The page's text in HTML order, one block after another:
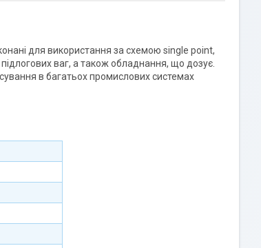
для використання за схемою single point,
ваг, а також обладнання, що дозує.
в багатьох промислових системах